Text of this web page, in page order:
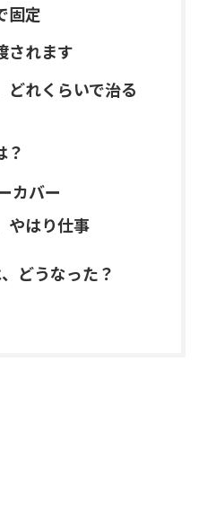
固定
されます
どれくらいで治る
？
カバー
やはり仕事
どうなった？